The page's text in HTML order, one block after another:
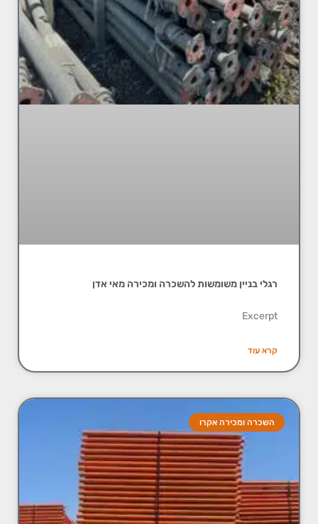
רגלי בניין משומשות להשכרה ומכירה מאי אדן
Excerpt
קרא עוד
השכרה ומכירה אקרו